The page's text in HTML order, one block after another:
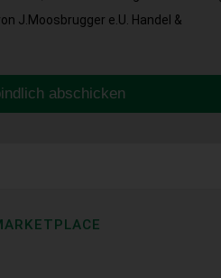
J.Moosbrugger e.U. Handel &
abschicken